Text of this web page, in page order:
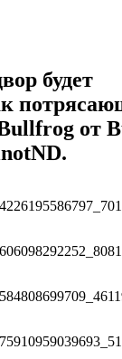
будет
от